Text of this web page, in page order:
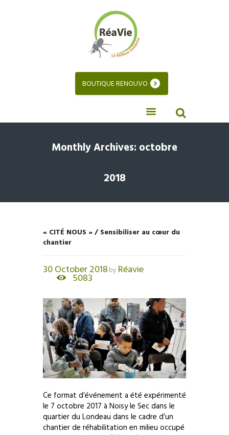
BOUTIQUE RENOUVO
Monthly Archives: octobre
2018
« CITÉ NOUS » / Sensibiliser au cœur du
chantier
30 October 2018by Réavie
5083
Ce format d’événement a été expérimenté
le 7 octobre 2017 à Noisy le Sec dans le
quartier du Londeau dans le cadre d’un
chantier de réhabilitation en milieu occupé